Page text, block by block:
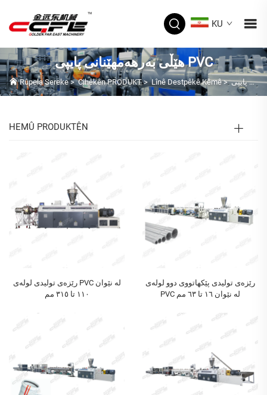
KU
هێڵی بەرهەمهێنانی پایپی PVC
Rûpela Sereke>Cihêkên PRODUKT>Lînê Destpêkê Kêmê>
HEMÛ PRODUKTÊN
رێزەی تولیدی لولەی PVC لە نێوان
١١٠ تا ٣١٥ مم
رێزەی تولیدی پێکهاتووی دوو لولەی
PVC لە نێوان ١٦ تا ٦٣ مم